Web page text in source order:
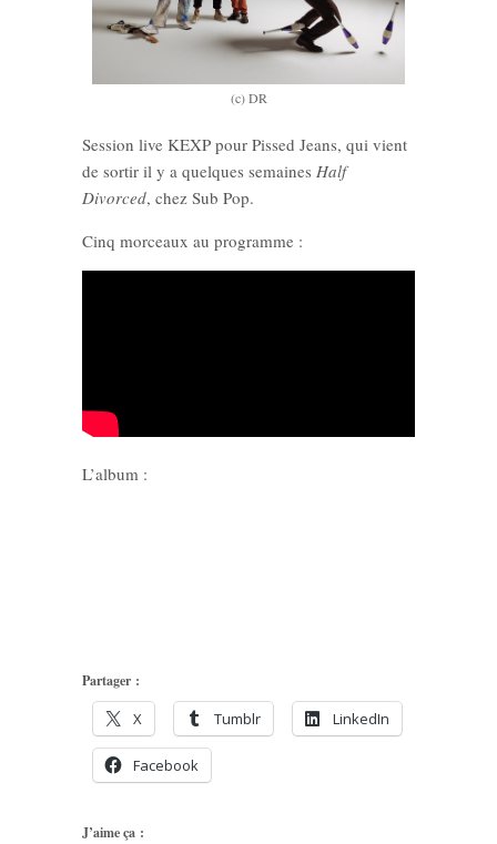
(c) DR
Session live KEXP pour Pissed Jeans, qui vient
de sortir il y a quelques semaines Half
Divorced, chez Sub Pop.
Cinq morceaux au programme :
L’album :
Partager :
X Tumblr LinkedIn
Facebook
J’aime ça :